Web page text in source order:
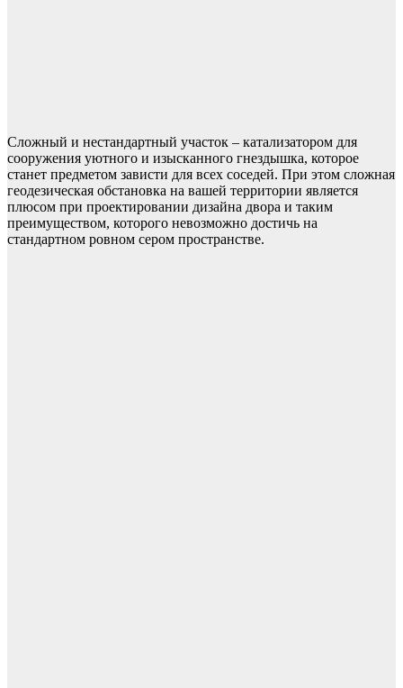
Сложный и нестандартный участок – катализатором для
сооружения уютного и изысканного гнездышка, которое
станет предметом зависти для всех соседей. При этом сложная
геодезическая обстановка на вашей территории является
плюсом при проектировании дизайна двора и таким
преимуществом, которого невозможно достичь на
стандартном ровном сером пространстве.